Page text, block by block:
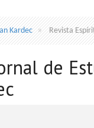
Kardec Revista
de